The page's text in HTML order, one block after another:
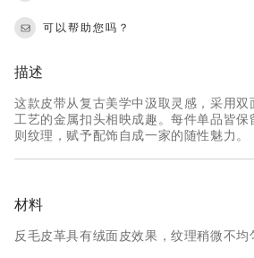
可以帮助您吗？
描述
这款皮带从复古美学中汲取灵感，采用
工艺的金属扣头相映成趣。每件单品皆
则纹理，赋予配饰自成一家的随性魅力。
材料
反毛皮革具有绒面皮效果，纹理稍微不均